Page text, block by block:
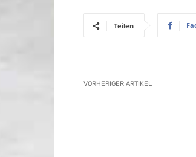
Teilen
VORHERIGER ARTIKEL